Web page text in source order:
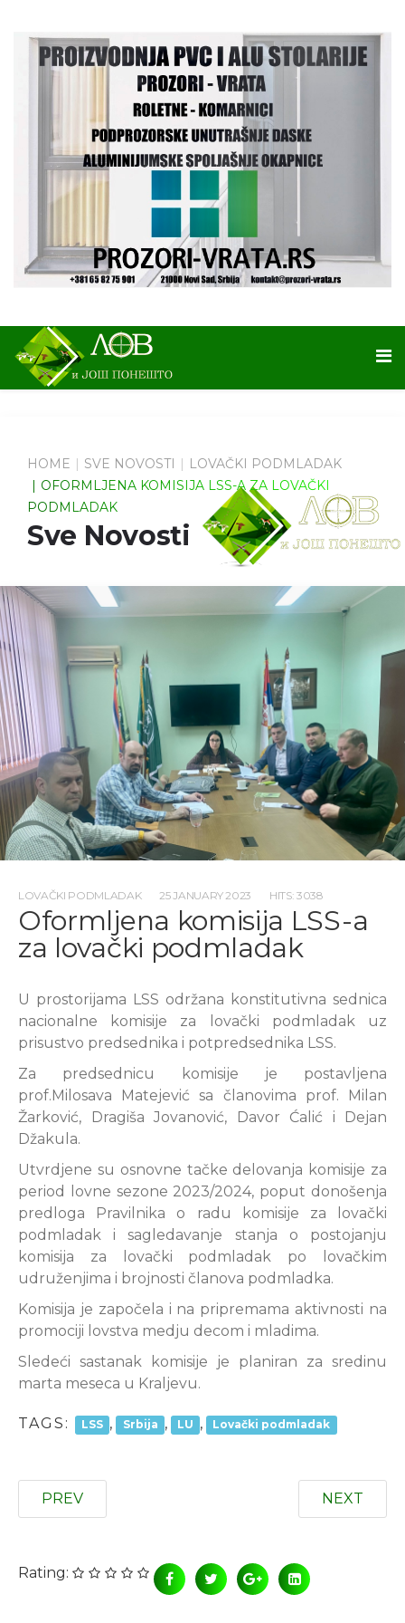
HOME SVE NOVOSTI
LOVAČKI PODMLADAK
OFORMLJENA KOMISIJA LSS-A ZA LOVAČKI
PODMLADAK
Sve Novosti
LOVAČKI PODMLADAK 25 JANUARY 2023 HITS: 3038
Oformljena komisija LSS-a
za lovački podmladak
U prostorijama LSS održana konstitutivna sednica
nacionalne komisije za lovački podmladak uz
prisustvo predsednika i potpredsednika LSS.
Za predsednicu komisije je postavljena
prof.Milosava Matejević sa članovima prof. Milan
Žarković, Dragiša Jovanović, Davor Ćalić i Dejan
Džakula.
Utvrdjene su osnovne tačke delovanja komisije za
period lovne sezone 2023/2024, poput donošenja
predloga Pravilnika o radu komisije za lovački
podmladak i sagledavanje stanja o postojanju
komisija za lovački podmladak po lovačkim
udruženjima i brojnosti članova podmladka.
Komisija je započela i na pripremama aktivnosti na
promociji lovstva medju decom i mladima.
Sledeći sastanak komisije je planiran za sredinu
marta meseca u Kraljevu.
TAGS: LSS , Srbija , LU , Lovački podmladak
PREV NEXT
Rating: